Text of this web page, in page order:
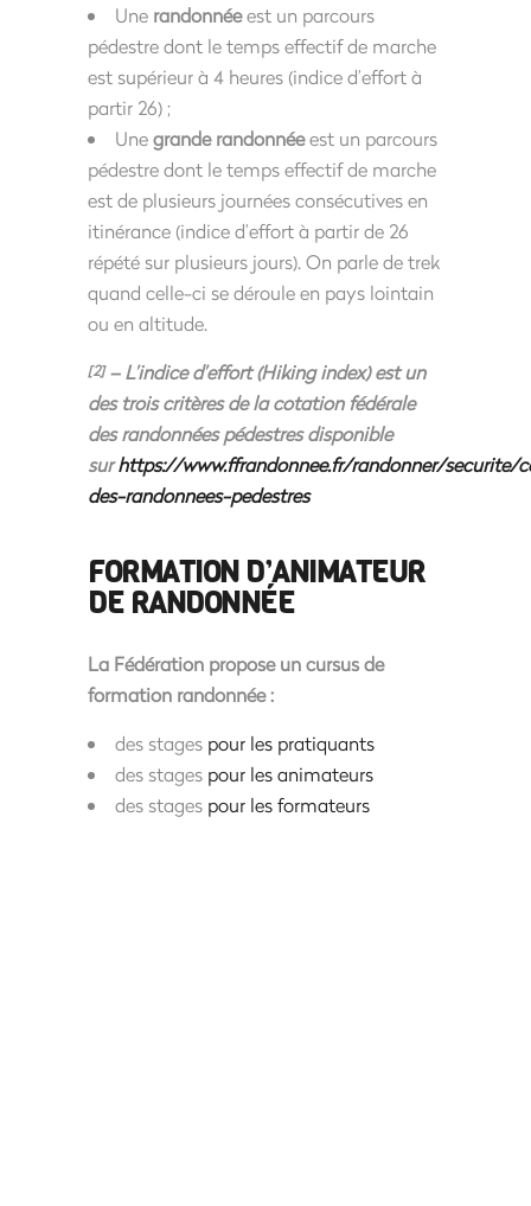
Une randonnéeest un parcours
pédestre dont le temps effectif de marche
est supérieur à 4 heures (indice d’effort à
partir 26) ;
Unegrande randonnéeest un parcours
pédestre dont le temps effectif de marche
est de plusieurs journées consécutives en
itinérance (indice d’effort à partir de 26
répété sur plusieurs jours). On parle de trek
quand celle-ci se déroule en pays lointain
ou en altitude.
[2]– L’indice d’effort (Hiking index) est un
des trois critères de la cotation fédérale
des randonnées pédestres disponible
surhttps://www.ffrandonnee.fr/randonner/securite/
des-randonnees-pedestres
FORMATION D’ANIMATEUR
DE RANDONNÉE
La Fédération propose un cursus de
formation randonnée :
des stages pour les pratiquants
des stages pour les animateurs
des stages pour les formateurs